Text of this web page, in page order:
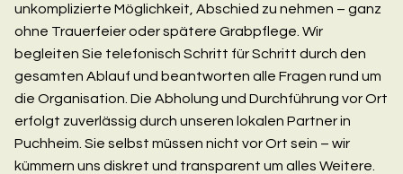
unkomplizierte Möglichkeit, Abschied zu nehmen – ganz
ohne Trauerfeier oder spätere Grabpflege. Wir
begleiten Sie telefonisch Schritt für Schritt durch den
gesamten Ablauf und beantworten alle Fragen rund um
die Organisation. Die Abholung und Durchführung vor Ort
erfolgt zuverlässig durch unseren lokalen Partner in
Puchheim. Sie selbst müssen nicht vor Ort sein – wir
kümmern uns diskret und transparent um alles Weitere.